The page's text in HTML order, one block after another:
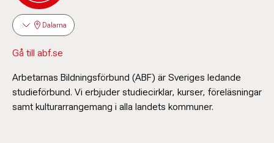
Dalarna
Gå till abf.se
Arbetarnas Bildningsförbund (ABF) är Sveriges ledande
studieförbund. Vi erbjuder studiecirklar, kurser, föreläsningar
samt kulturarrangemang i alla landets kommuner.